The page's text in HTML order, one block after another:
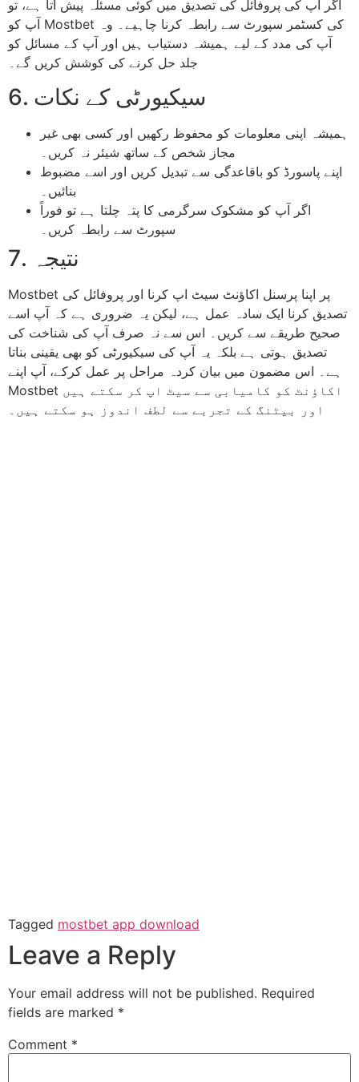
اگر آپ کی پروفائل کی تصدیق میں کوئی مسئلہ پیش آتا ہے، تو
آپ کو Mostbet کی کسٹمر سپورٹ سے رابطہ کرنا چاہیے۔ وہ
آپ کی مدد کے لیے ہمیشہ دستیاب ہیں اور آپ کے مسائل کو
جلد حل کرنے کی کوشش کریں گے۔
6. سیکیورٹی کے نکات
ہمیشہ اپنی معلومات کو محفوظ رکھیں اور کسی بھی غیر
مجاز شخص کے ساتھ شیئر نہ کریں۔
اپنے پاسورڈ کو باقاعدگی سے تبدیل کریں اور اسے مضبوط
بنائیں۔
اگر آپ کو مشکوک سرگرمی کا پتہ چلتا ہے تو فوراً
سپورٹ سے رابطہ کریں۔
7. نتیجہ
Mostbet پر اپنا پرسنل اکاؤنٹ سیٹ اپ کرنا اور پروفائل کی
تصدیق کرنا ایک سادہ عمل ہے، لیکن یہ ضروری ہے کہ آپ اسے
صحیح طریقے سے کریں۔ اس سے نہ صرف آپ کی شناخت کی
تصدیق ہوتی ہے بلکہ یہ آپ کی سیکیورٹی کو بھی یقینی بناتا
ہے۔ اس مضمون میں بیان کردہ مراحل پر عمل کرکے، آپ اپنے
Mostbet اکاؤنٹ کو کامیابی سے سیٹ اپ کر سکتے ہیں
اور بیٹنگ کے تجربے سے لطف اندوز ہو سکتے ہیں۔
Tagged mostbet app download
Leave a Reply
Your email address will not be published. Required
fields are marked *
Comment *